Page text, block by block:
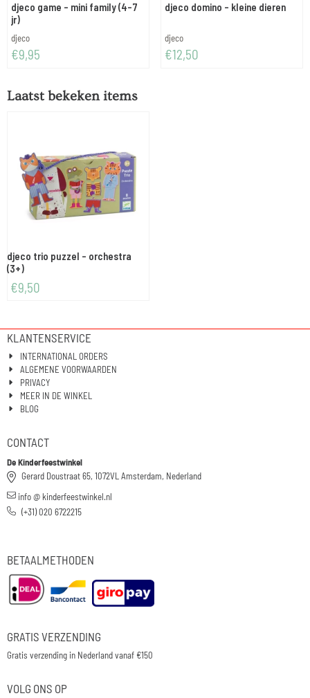
djeco game - mini family (4-7
jr)
Merk:
djeco
Prijs: 9,95
€9,95
djeco domino - kleine dieren
Merk:
djeco
Prijs: 12,50
€12,50
Laatst bekeken items
djeco trio puzzel - orchestra
(3+)
€9,50
KLANTENSERVICE
INTERNATIONAL ORDERS
ALGEMENE VOORWAARDEN
PRIVACY
MEER IN DE WINKEL
BLOG
CONTACT
De Kinderfeestwinkel
Gerard Doustraat 65, 1072VL Amsterdam, Nederland
info @ kinderfeestwinkel.nl
(+31) 020 6722215
BETAALMETHODEN
GRATIS VERZENDING
Gratis verzending in Nederland vanaf €150
VOLG ONS OP